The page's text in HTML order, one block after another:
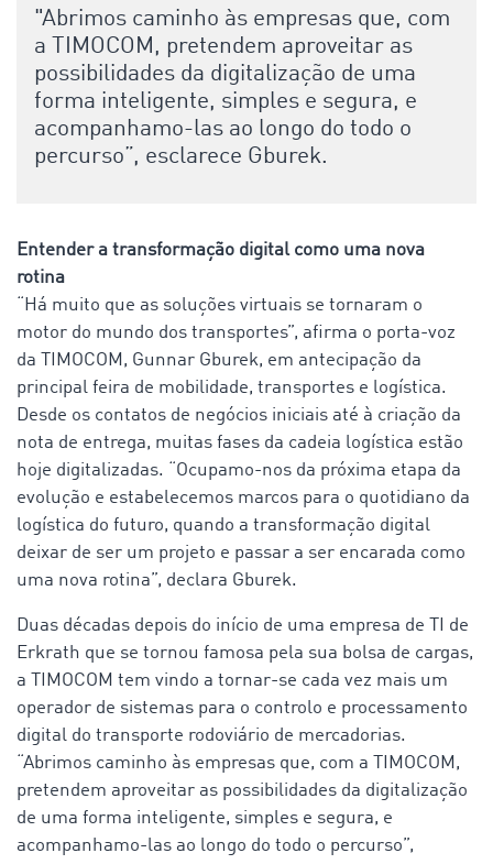
"Abrimos caminho às empresas que, com
a TIMOCOM, pretendem aproveitar as
possibilidades da digitalização de uma
forma inteligente, simples e segura, e
acompanhamo-las ao longo do todo o
percurso”, esclarece Gburek.
Entender a transformação digital como uma nova
rotina
“Há muito que as soluções virtuais se tornaram o
motor do mundo dos transportes”, afirma o porta-voz
da TIMOCOM, Gunnar Gburek, em antecipação da
principal feira de mobilidade, transportes e logística.
Desde os contatos de negócios iniciais até à criação da
nota de entrega, muitas fases da cadeia logística estão
hoje digitalizadas. “Ocupamo-nos da próxima etapa da
evolução e estabelecemos marcos para o quotidiano da
logística do futuro, quando a transformação digital
deixar de ser um projeto e passar a ser encarada como
uma nova rotina”, declara Gburek.
Duas décadas depois do início de uma empresa de TI de
Erkrath que se tornou famosa pela sua bolsa de cargas,
a TIMOCOM tem vindo a tornar-se cada vez mais um
operador de sistemas para o controlo e processamento
digital do transporte rodoviário de mercadorias.
“Abrimos caminho às empresas que, com a TIMOCOM,
pretendem aproveitar as possibilidades da digitalização
de uma forma inteligente, simples e segura, e
acompanhamo-las ao longo do todo o percurso”,